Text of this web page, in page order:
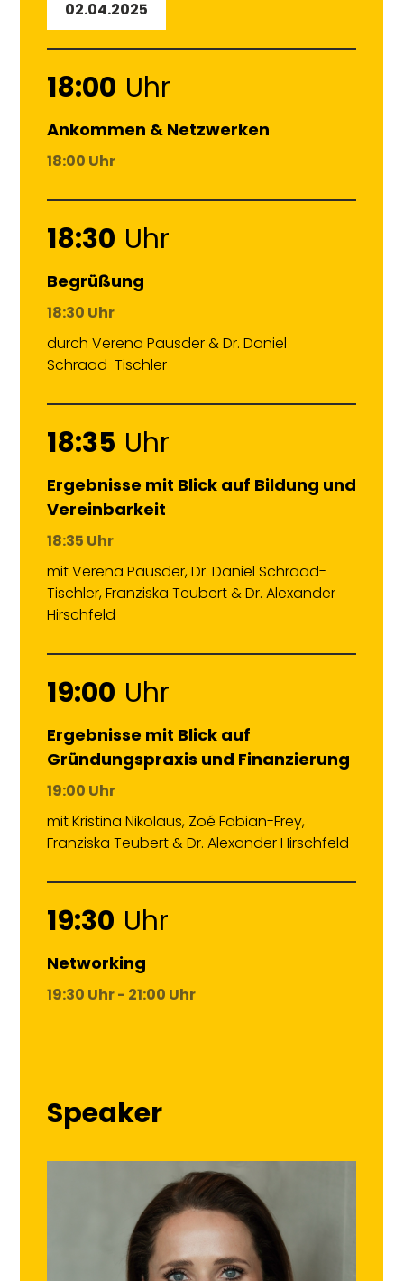
02.04.2025
18:00 Uhr
Ankommen & Netzwerken
18:00 Uhr
18:30 Uhr
Begrüßung
18:30 Uhr
durch Verena Pausder & Dr. Daniel
Schraad-Tischler
18:35 Uhr
Ergebnisse mit Blick auf Bildung und
Vereinbarkeit
18:35 Uhr
mit Verena Pausder, Dr. Daniel Schraad-
Tischler, Franziska Teubert & Dr. Alexander
Hirschfeld
19:00 Uhr
Ergebnisse mit Blick auf
Gründungspraxis und Finanzierung
19:00 Uhr
mit Kristina Nikolaus, Zoé Fabian-Frey,
Franziska Teubert & Dr. Alexander Hirschfeld
19:30 Uhr
Networking
19:30 Uhr - 21:00 Uhr
Speaker